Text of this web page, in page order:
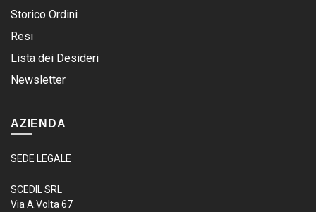
Storico Ordini
Resi
Lista dei Desideri
Newsletter
AZIENDA
SEDE LEGALE
SCEDIL SRL
Via A.Volta 67